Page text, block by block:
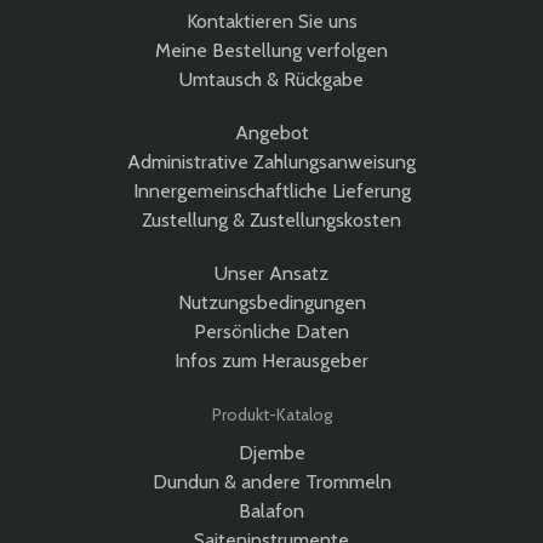
Kontaktieren Sie uns
Meine Bestellung verfolgen
Umtausch & Rückgabe
Angebot
Administrative Zahlungsanweisung
Innergemeinschaftliche Lieferung
Zustellung & Zustellungskosten
Unser Ansatz
Nutzungsbedingungen
Persönliche Daten
Infos zum Herausgeber
Produkt-Katalog
Djembe
Dundun & andere Trommeln
Balafon